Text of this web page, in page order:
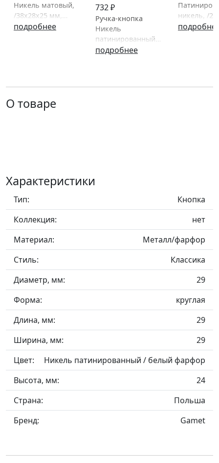
Никель матовый,
/38х28х25 мм,
Классика, Giusti,
подробнее
732 ₽
Ручка-кнопка
Никель
патинированный /
белый фарфор с
Польша
подробнее
никель, /
мм,
О товаре
Характеристики
Тип:
Кнопка
Коллекция:
нет
Материал:
Металл/фарфор
Стиль:
Классика
Диаметр, мм:
29
Форма:
круглая
Длина, мм:
29
Ширина, мм:
29
Цвет:
Никель патинированный / белый фарфор
Высота, мм:
24
Страна:
Польша
Бренд:
Gamet